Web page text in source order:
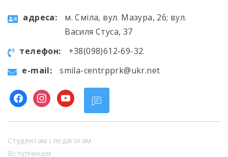
aдресa:
м. Сміла, вул. Мазура, 26; вул.
Василя Стуса, 37
телефон:
+38(098)612-69-32.
e-mail:
smila-centrpprk@ukr.net
facebookinstagram
youtube
Студентам і педагогам
Вступникам